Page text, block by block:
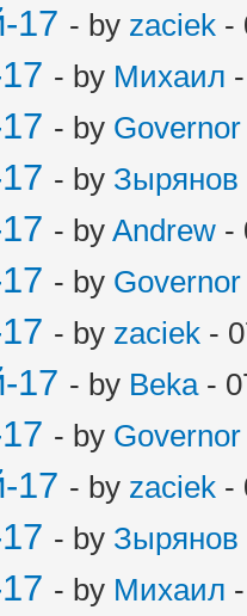
17 - by zaciek -
- by Михаил
- by Governor
- by Зырянов
- by Andrew -
- by Governor
- by zaciek -
17 - by Beka-
- by Governor
17 - by zaciek -
- by Зырянов
- by Михаил